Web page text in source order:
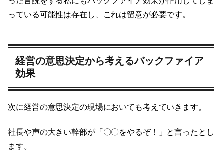
っている可能性は存在し、これは留意が必要です。
経営の意思決定から考えるバックファイア
効果
次に経営の意思決定の現場においても考えていきます。
社長や声の大きい幹部が「〇〇をやるぞ！」と言ったとし
ます。